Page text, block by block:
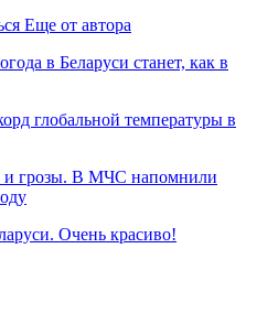
Еще от автора
в Беларуси станет, как в
глобальной температуры в
и грозы. В МЧС напомнили
Очень красиво!